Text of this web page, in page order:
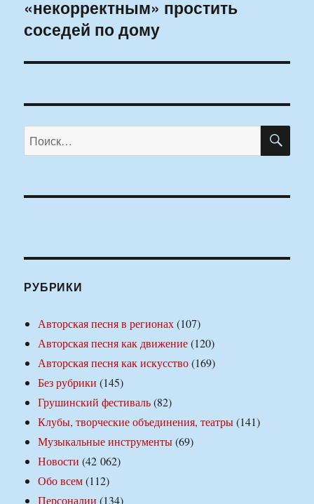
запись:
«некорректным» простить
соседей по дому
Искать:
РУБРИКИ
Авторская песня в регионах(107)
Авторская песня как движение(120)
Авторская песня как искусство(169)
Без рубрики (145)
Грушинский фестиваль(82)
Клубы, творческие объединения, театры(141)
Музыкальные инструменты(69)
Новости (42 062)
Обо всем(112)
Персоналии (134)